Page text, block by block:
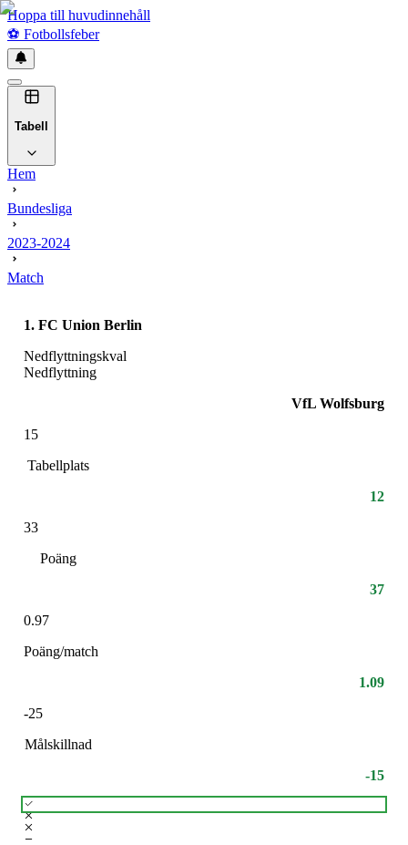
Hoppa till huvudinnehåll
⚽ Fotbollsfeber
Tabell
Hem
Bundesliga
2023-2024
Match
1. FC Union Berlin
Nedflyttningskval
Nedflyttning
VfL Wolfsburg
15
Tabellplats
12
33
Poäng
37
0.97
Poäng/match
1.09
-25
Målskillnad
-15